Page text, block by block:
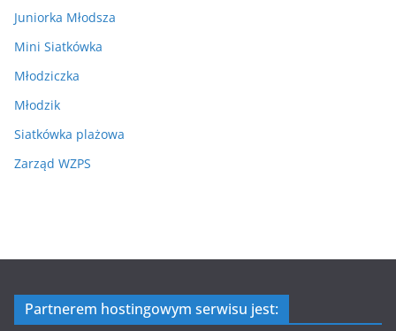
Juniorka Młodsza
Mini Siatkówka
Młodziczka
Młodzik
Siatkówka plażowa
Zarząd WZPS
Partnerem hostingowym serwisu jest: